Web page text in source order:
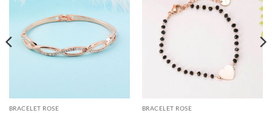
Add to
BRACELET ROSE BRACELET ROSE